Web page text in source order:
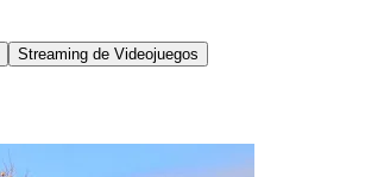
Streaming de Videojuegos